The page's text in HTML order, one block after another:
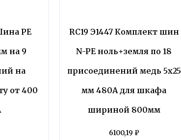
PE
на 9
на
от 400
RC19 Э1447 Комплект шин
N-PE ноль+земля по 18
присоединений медь 5х25
мм 480А для шкафа
шириной 800мм
6100,19 ₽